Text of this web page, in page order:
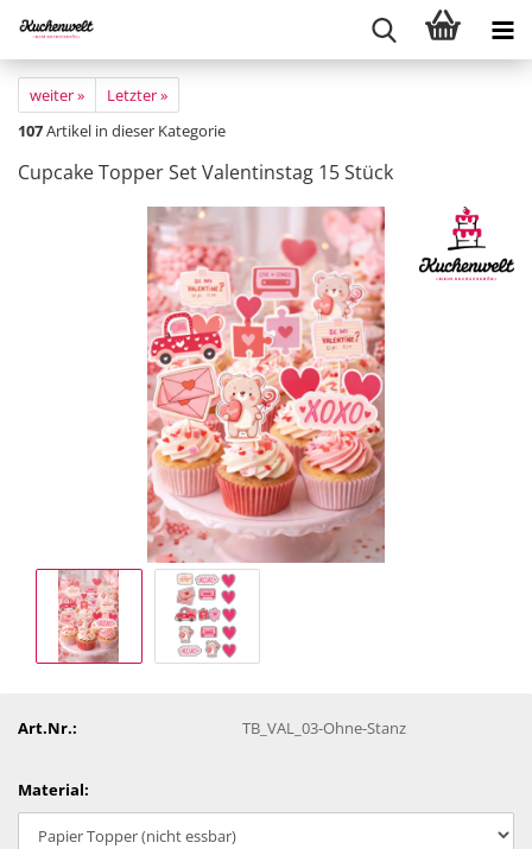
weiter »
Letzter »
107Artikel in dieser Kategorie
Cupcake Topper Set Valentinstag 15 Stück
Art.Nr.: TB_VAL_03-Ohne-Stanz
Material: